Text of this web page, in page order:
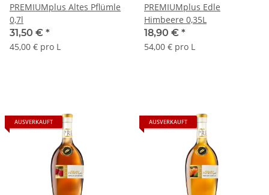
PREMIUMplus Altes Pflümle
0,7l
31,50 € *
45,00 € pro L
PREMIUMplus Edle
Himbeere 0,35L
18,90 € *
54,00 € pro L
AUSVERKAUFT AUSVERKAUFT